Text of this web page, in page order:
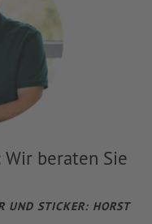
beraten Sie
UND STICKER: HORST